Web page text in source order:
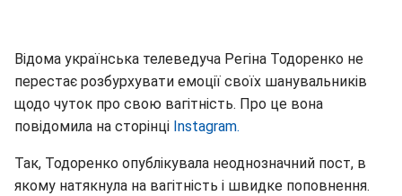
Відома українська телеведуча Регіна Тодоренко не
перестає розбурхувати емоції своїх шанувальників
щодо чуток про свою вагітність. Про це вона
повідомила на сторінці Instagram.
Так, Тодоренко опублікувала неоднозначний пост, в
якому натякнула на вагітність і швидке поповнення.